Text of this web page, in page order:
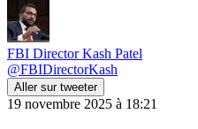
FBI Director Kash Patel
@FBIDirectorKash
Aller sur tweeter
19 novembre 2025 à 18:21